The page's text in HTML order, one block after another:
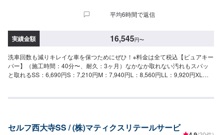
平均6時間で返信
実績金額 16,545円〜
洗車回数も減りキレイな車を保つためにぜひ！※料金は全て税込【ピュアキー
パー】（施工時間：40分〜、耐久：3ヶ月）なかなか取れない汚れもスパッ
と取れるSS：6,690円S：7,210円M：7,940円L：8,560円LL：9,920円XL：
25,000円LL：29,800円XL：34,500円※軽研磨は別途料金【フレッシュキーパ
円XL：45,000円※軽研磨は別途料金【ダイヤモンドキーパー】（施工時間：
セルフ西大寺SS / (株)マティクスリテールサービ